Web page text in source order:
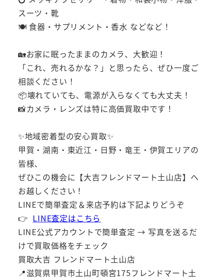
スーツ・靴
🍽️ 食器・サプリメント・香水 などなど！
🏡お家に眠ったままのカメラ、大歓迎！
「これ、売れるかな？」と思ったら、ぜひ一度ご
相談ください！
📦壊れていても、電源が入らなくても大丈夫！
📸カメラ・レンズは特に高価買取中です！
✨地域密着型の安心買取✨
甲賀・湖南・東近江・日野・竜王・伊賀エリアの
皆様、
ぜひこの機会に【大吉フレンドマート土山店】へ
お越しください！
LINEで簡単査定＆来店予約は下記よりどうぞ
👉 LINE査定はこちら
LINE公式アカウントで簡単査定 → 写真を送るだ
けで買取価格をチェック
買取大吉 フレンドマート土山店
📍滋賀県甲賀市土山町頓宮175フレンドマート土